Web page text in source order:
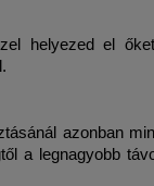
helyezed el
azonban
a legnagyobb